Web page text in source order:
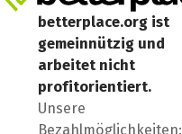
betterplace.org ist
gemeinnützig und
arbeitet nicht
profitorientiert.
Unsere
Bezahlmöglichkeiten: